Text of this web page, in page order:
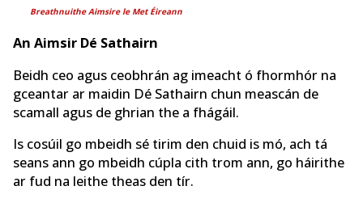
Breathnuithe Aimsire le Met Éireann
An Aimsir Dé Sathairn
Beidh ceo agus ceobhrán ag imeacht ó fhormhór na
gceantar ar maidin Dé Sathairn chun meascán de
scamall agus de ghrian the a fhágáil.
Is cosúil go mbeidh sé tirim den chuid is mó, ach tá
seans ann go mbeidh cúpla cith trom ann, go háirithe
ar fud na leithe theas den tír.